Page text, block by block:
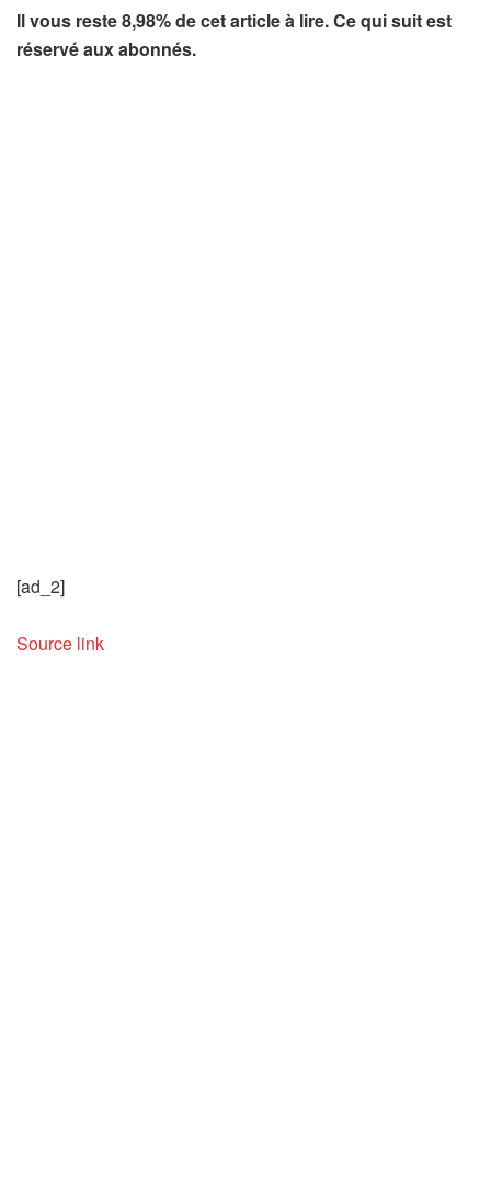
Il vous reste 8,98% de cet article à lire. Ce qui suit est
réservé aux abonnés.
[ad_2]
Source link